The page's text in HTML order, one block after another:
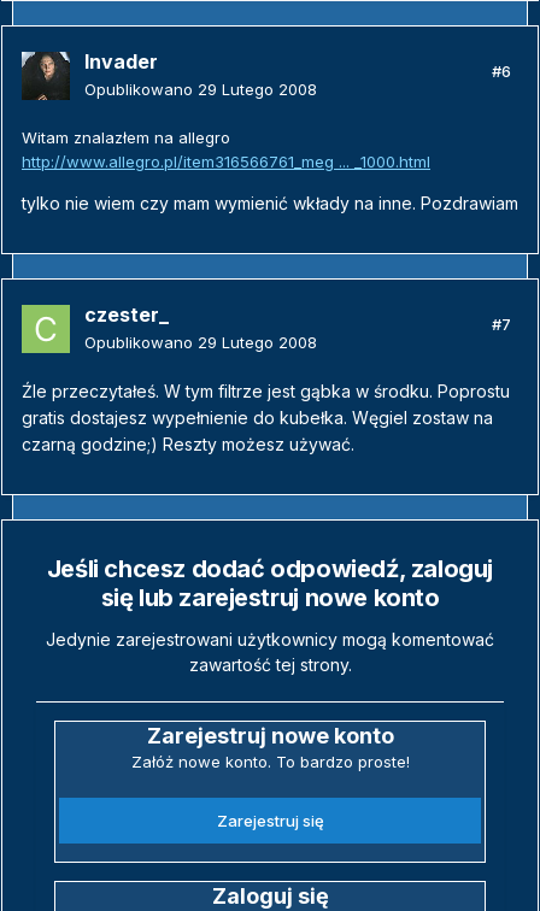
Invader
Opublikowano 29 Lutego 2008
#6
Witam znalazłem na allegro
http://www.allegro.pl/item316566761_meg ... _1000.html
tylko nie wiem czy mam wymienić wkłady na inne. Pozdrawiam
czester_
Opublikowano 29 Lutego 2008
#7
Źle przeczytałeś. W tym filtrze jest gąbka w środku. Poprostu
gratis dostajesz wypełnienie do kubełka. Węgiel zostaw na
czarną godzine;) Reszty możesz używać.
Jeśli chcesz dodać odpowiedź, zaloguj
się lub zarejestruj nowe konto
Jedynie zarejestrowani użytkownicy mogą komentować
zawartość tej strony.
Zarejestruj nowe konto
Załóż nowe konto. To bardzo proste!
Zarejestruj się
Zaloguj się